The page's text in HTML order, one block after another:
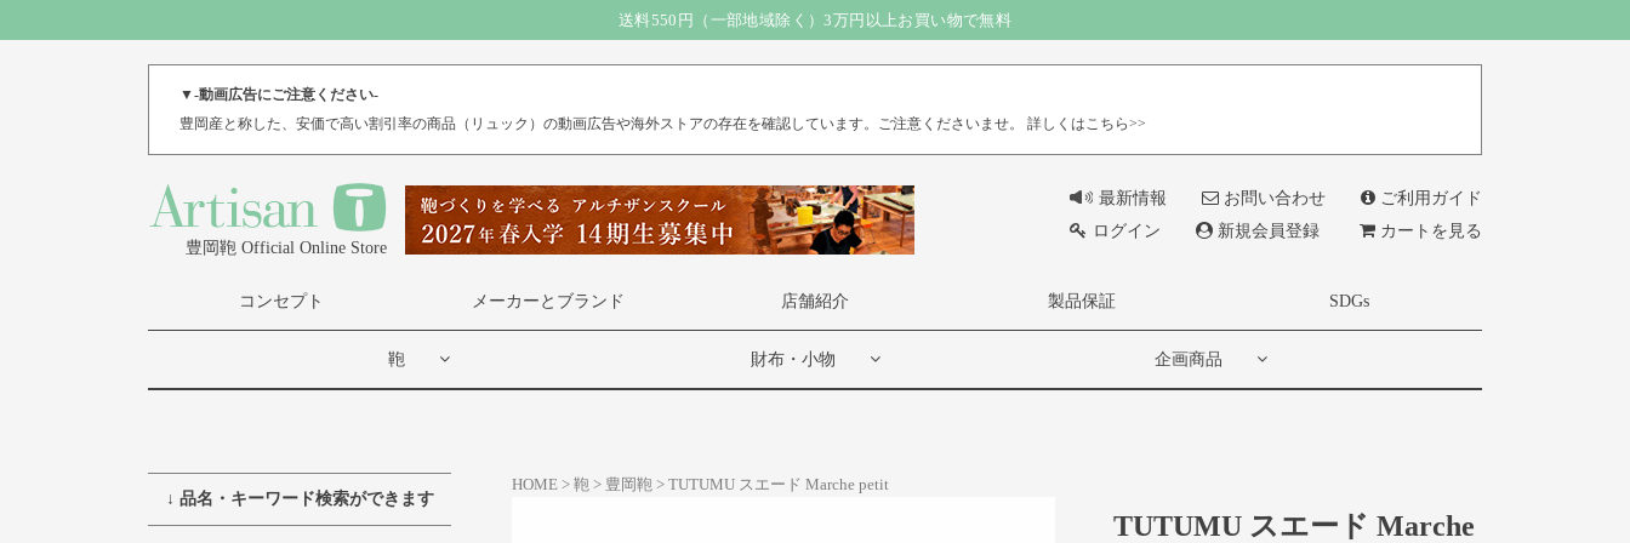
送料550円（一部地域除く）3万円以上お買い物で無料
▼-動画広告にご注意ください-
豊岡産と称した、安価で高い割引率の商品（リュック）の動画広告や海外ストアの存在を確認しています。ご注意くださいませ。 詳しくはこちら>>
豊岡鞄 Official Online Store
最新情報 お問い合わせ
ご利用ガイド
ログイン
新規会員登録 カートを見る
コンセプト メーカーとブランド 店舗紹介 製品保証 SDGs
鞄 財布・小物 企画商品
HOME 鞄 豊岡鞄 TUTUMU スエード Marche petit
TUTUMU スエード Marche
↓ 品名・キーワード検索ができます